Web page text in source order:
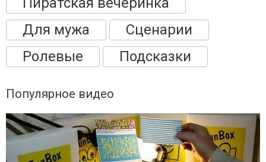
Для мужа
Сценарии
Ролевые
Подсказки
Популярное видео